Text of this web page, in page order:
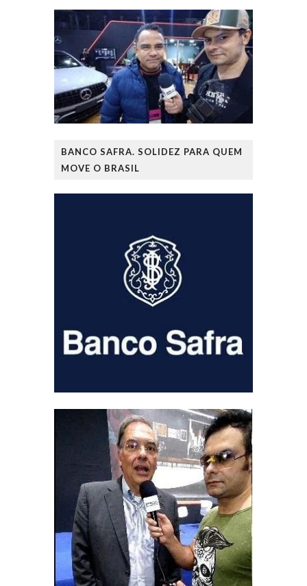
BANCO SAFRA. SOLIDEZ PARA QUEM
MOVE O BRASIL